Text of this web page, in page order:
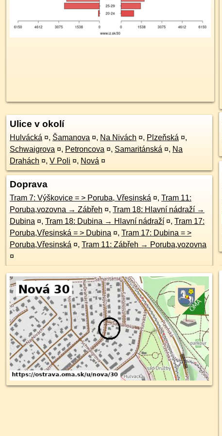
Ulice v okolí
Hulvácká ¤, Šamanova ¤, Na Nivách ¤, Plzeňská ¤,
Schwaigrova ¤, Petroncova ¤, Samaritánská ¤, Na
Drahách ¤, V Poli ¤, Nová ¤
Doprava
Tram 7: Výškovice = > Poruba, Vřesinská ¤, Tram 11:
Poruba,vozovna → Zábřeh ¤, Tram 18: Hlavní nádraží →
Dubina ¤, Tram 18: Dubina → Hlavní nádraží ¤, Tram 17:
Poruba,Vřesinská = > Dubina ¤, Tram 17: Dubina = >
Poruba,Vřesinská ¤, Tram 11: Zábřeh → Poruba,vozovna
¤